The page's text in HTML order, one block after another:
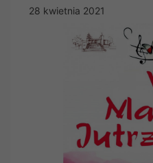
28 kwietnia 2021